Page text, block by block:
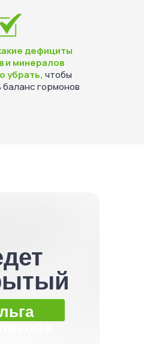
дефициты
и минералов
убрать, чтобы
баланс гормонов